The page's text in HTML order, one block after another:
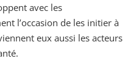
avec les
l’occasion de les initier à
eux aussi les acteurs